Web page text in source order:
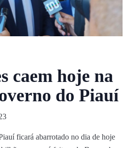
caem hoje na
do Piauí
ficará abarrotado no dia de hoje